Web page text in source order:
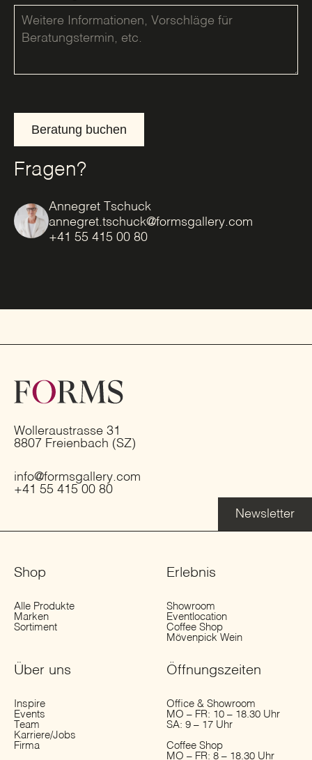
Beratung buchen
Fragen?
Annegret Tschuck
annegret.tschuck@formsgallery.com
+41 55 415 00 80
Wolleraustrasse 31
8807 Freienbach (SZ)
info@formsgallery.com
+41 55 415 00 80
Newsletter
Shop
Alle Produkte
Marken
Sortiment
Erlebnis
Showroom
Eventlocation
Coffee Shop
Mövenpick Wein
Über uns
Inspire
Events
Team
Karriere/Jobs
Firma
Öffnungs­zeiten
Office & Showroom
MO – FR: 10 – 18.30 Uhr
SA: 9 – 17 Uhr
Coffee Shop
MO – FR: 8 – 18.30 Uhr